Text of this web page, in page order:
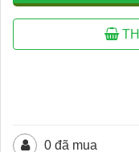
0 đã mua